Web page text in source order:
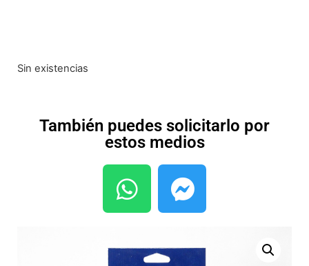
Sin existencias
También puedes solicitarlo por
estos medios